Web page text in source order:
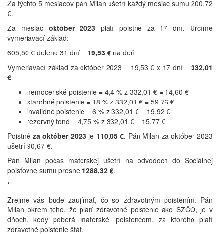
Za týchto 5 mesiacov pán Milan ušetrí každý mesiac sumu 200,72
€.
Za mesiac október 2023 platí poistné za 17 dní. Určíme
vymeriavací základ:
605,50 € deleno 31 dní = 19,53 € na deň
Vymeriavací základ za október 2023 = 19,53 € x 17 dní = 332,01
€
nemocenské poistenie = 4,4 % z 332,01 € = 14,60 €
starobné poistenie = 18 % z 332,01 € = 59,76 €
invalidné poistenie = 6 % z 332,01 € = 19,92 €
rezervný fond = 4,75 % z 332,01 € = 15,77 €
Poistné za október 2023je 110,05 €. Pán Milan za október 2023
ušetrí 90,67 €.
Pán Milan počas materskej ušetrí na odvodoch do Sociálnej
poisťovne sumu presne 1288,32 €.
*
Zrejme vás bude zaujímať, čo so zdravotným poistením. Pán
Milan okrem toho, že platí zdravotné poistenie ako SZČO, je v
dňoch, kedy poberá materské, poistencom, za ktorého platí
zdravotné poistenie štát.